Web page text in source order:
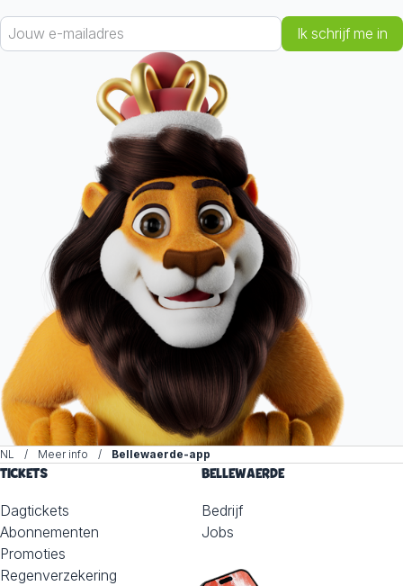
Ik schrijf me in
NL Meer info Bellewaerde-app
TICKETS
Dagtickets
Abonnementen
Promoties
Regenverzekering
BELLEWAERDE
Bedrijf
Jobs